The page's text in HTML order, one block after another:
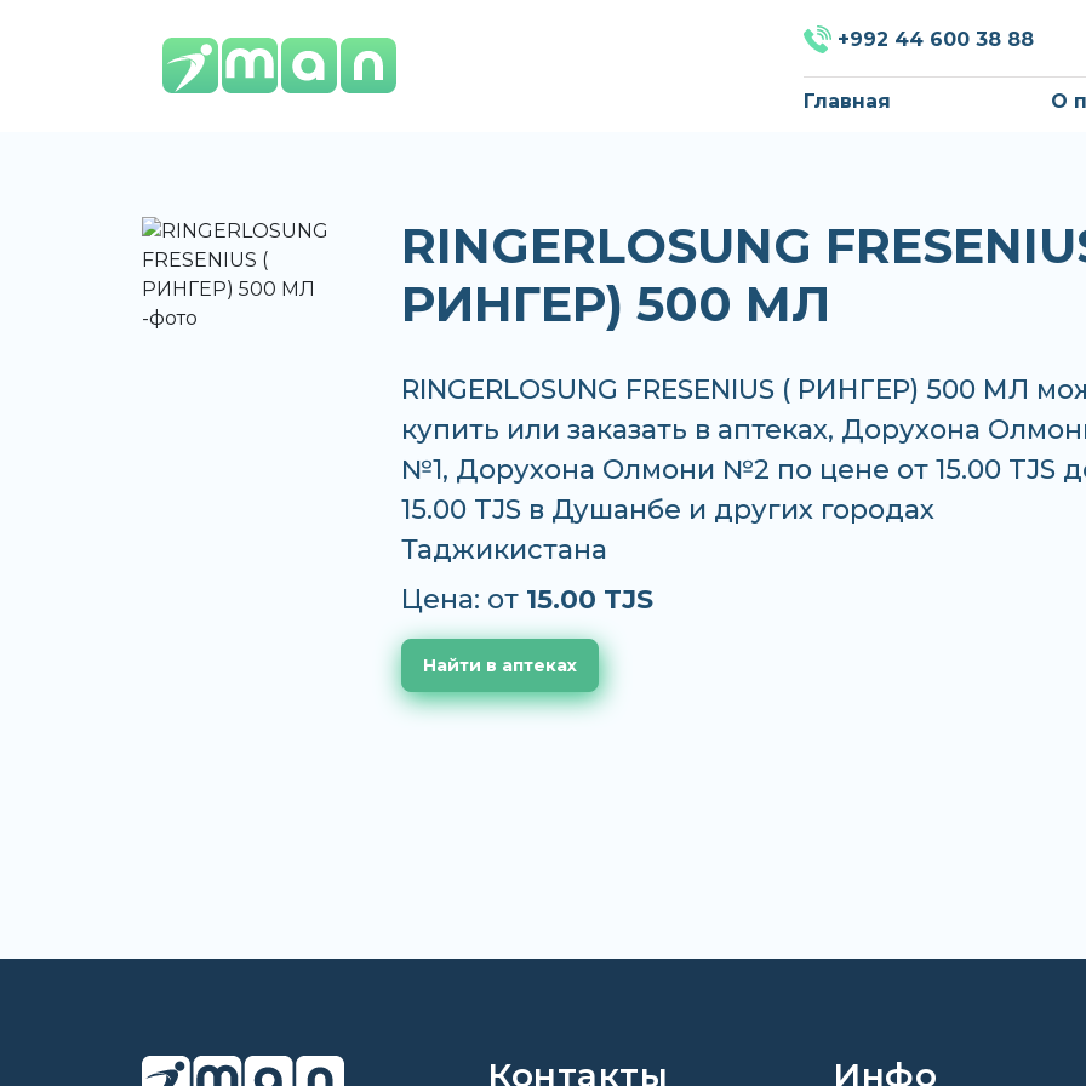
+992 44 600 38 88
Главная О
RINGERLOSUNG
РИНГЕР) 500 МЛ
RINGERLOSUNG FRESENIUS ( РИНГЕР) 500 МЛ
купить или заказать в аптеках, Дорухона
№1, Дорухона Олмони №2 по цене от 15.00 TJS
15.00 TJS в Душанбе и других городах
Таджикистана
Цена: от 15.00 TJS
Найти в аптеках
Контакты Инфо